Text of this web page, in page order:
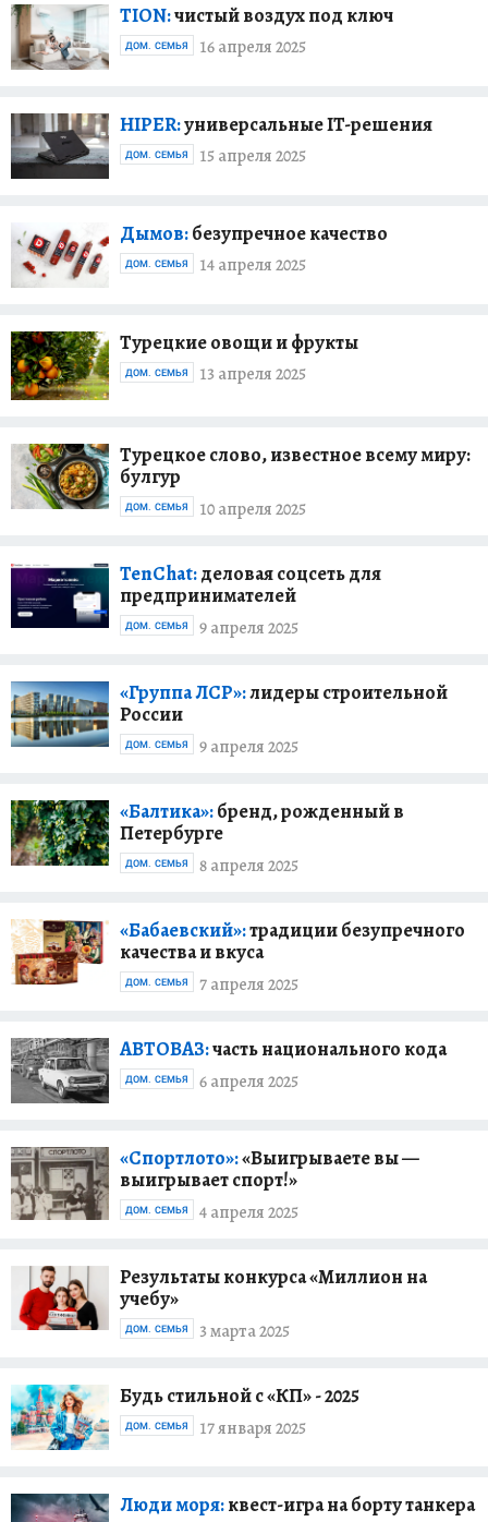
TION:чистый воздух под ключ
16 апреля 2025
ДОМ. СЕМЬЯ
HIPER:универсальные IT-решения
15 апреля 2025
ДОМ. СЕМЬЯ
Дымов:безупречное качество
14 апреля 2025
ДОМ. СЕМЬЯ
Турецкие овощи и фрукты
13 апреля 2025
ДОМ. СЕМЬЯ
Турецкое слово, известное всему миру:
булгур
10 апреля 2025
ДОМ. СЕМЬЯ
TenChat:деловая соцсеть для
предпринимателей
9 апреля 2025
ДОМ. СЕМЬЯ
«Группа ЛСР»:лидеры строительной
России
9 апреля 2025
ДОМ. СЕМЬЯ
«Балтика»:бренд, рожденный в
Петербурге
8 апреля 2025
ДОМ. СЕМЬЯ
«Бабаевский»:традиции безупречного
качества и вкуса
7 апреля 2025
ДОМ. СЕМЬЯ
АВТОВАЗ:часть национального кода
6 апреля 2025
ДОМ. СЕМЬЯ
«Спортлото»:«Выигрываете вы —
выигрывает спорт!»
4 апреля 2025
ДОМ. СЕМЬЯ
Результаты конкурса «Миллион на
учебу»
3 марта 2025
ДОМ. СЕМЬЯ
Будь стильной с «КП» - 2025
17 января 2025
ДОМ. СЕМЬЯ
Люди моря:квест-игра на борту танкера